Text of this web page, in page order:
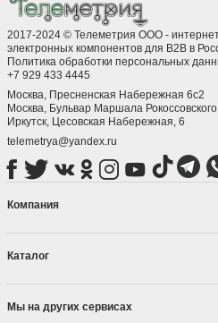
2017-2024 © Телеметрия ООО -
электронных компонентов для B2B в
Политика обработки персональных
+7 929 433 4445
Москва, Пресненская Набережная 6с2
Москва, ​Бульвар Маршала
Иркутск, ​Цесовская Набережная, 6
telemetrya@yandex.ru
Компания
Каталог
Мы на других сервисах